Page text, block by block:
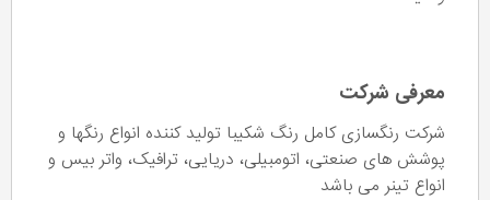
معرفی شرکت
شرکت رنگسازی کامل رنگ شکیبا تولید کننده انواع رنگها و
پوشش های صنعتی، اتومبیلی، دریایی، ترافیک، واتر بیس و
انواع تينر می باشد